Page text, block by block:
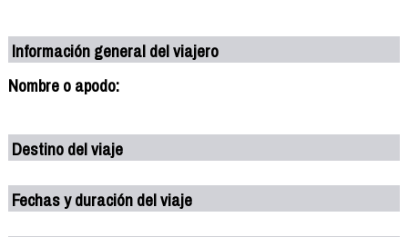
Información general del viajero
Nombre o apodo:
Destino del viaje
Fechas y duración del viaje